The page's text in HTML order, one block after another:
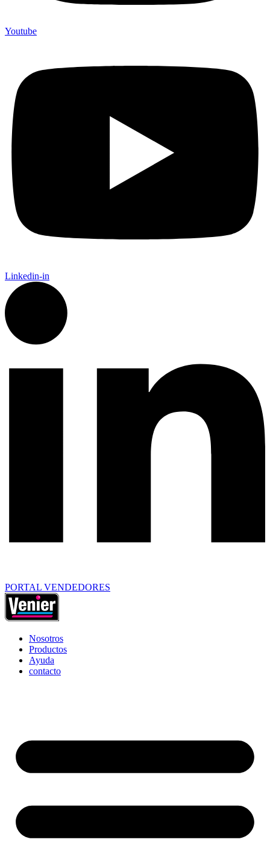
Youtube
Linkedin-in
PORTAL VENDEDORES
Nosotros
Productos
Ayuda
contacto